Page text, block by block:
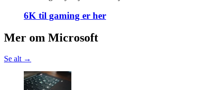
6K til gaming er her
Mer om Microsoft
Se alt →